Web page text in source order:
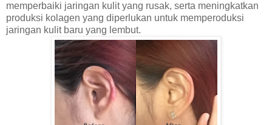
memperbaiki jaringan kulit yang rusak, serta meningkatkan
produksi kolagen yang diperlukan untuk memperoduksi
jaringan kulit baru yang lembut.